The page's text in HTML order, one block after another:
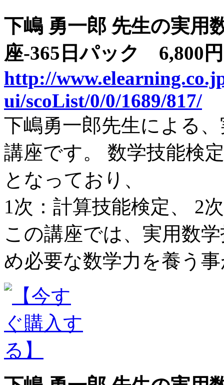
下嶋 勇一郎 先生の実用
座-365日パック
http://
ui/scoList/0/0/1689/817/
下嶋勇一郎先生による
講座です。 数学技能検
となっており、
1次：計算技能検定、 2
この講座では、実用数
め必要な数学力を養う